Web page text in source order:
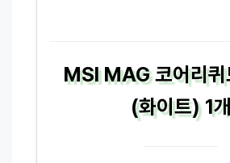
MSI MAG 코어리
(화이트) 1